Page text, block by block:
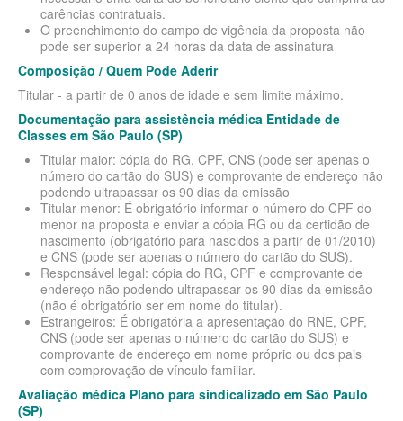
PLANO DE SAÚDE MEDICAL HEALTH
PLANO DE SAÚDE MED TOUR
PLANO DE SAÚDE NEXT SEISA
PLANO DE SAÚDE NOTREDAME
PLANO DE SAÚDE OESTE AMR
PLANO DE SAÚDE ÔMEGA
PLANO DE SAÚDE OMINT
PLANO DE SAÚDE ONE HEALTH
PLANO DE SAÚDE PLENA
PLANO DE SAÚDE PORTO SEGURO
PLANO DE SAÚDE QSAÚDE
PLANO DE SAÚDE ADESÃO
AMEPLAN PLANO DE SAÚDE ADESÃO
AMIL PLANO DE SAÚDE ADESÃO
AMIL FÁCIL PLANO DE SAÚDE ADESÃO
BIO SAÚDE PLANO DE SAÚDE ADESÃO
BIOVIDA PLANO DE SAÚDE ADESÃO
BLUE MED PLANO DE SAÚDE ADESÃO
BRADESCO PLANO DE SAÚDE ADESÃO
carências contratuais.
O preenchimento do campo de vigência da proposta não
pode ser superior a 24 horas da data de assinatura
Composição / Quem Pode Aderir
Titular - a partir de 0 anos de idade e sem limite máximo.
Documentação para assistência médica Entidade de
Classes em São Paulo (SP)
Titular maior: cópia do RG, CPF, CNS (pode ser apenas o
número do cartão do SUS) e comprovante de endereço não
podendo ultrapassar os 90 dias da emissão
Titular menor: É obrigatório informar o número do CPF do
menor na proposta e enviar a cópia RG ou da certidão de
nascimento (obrigatório para nascidos a partir de 01/2010)
e CNS (pode ser apenas o número do cartão do SUS).
Responsável legal: cópia do RG, CPF e comprovante de
endereço não podendo ultrapassar os 90 dias da emissão
(não é obrigatório ser em nome do titular).
Estrangeiros: É obrigatória a apresentação do RNE, CPF,
CNS (pode ser apenas o número do cartão do SUS) e
comprovante de endereço em nome próprio ou dos pais
com comprovação de vínculo familiar.
Avaliação médica Plano para sindicalizado em São Paulo
(SP)